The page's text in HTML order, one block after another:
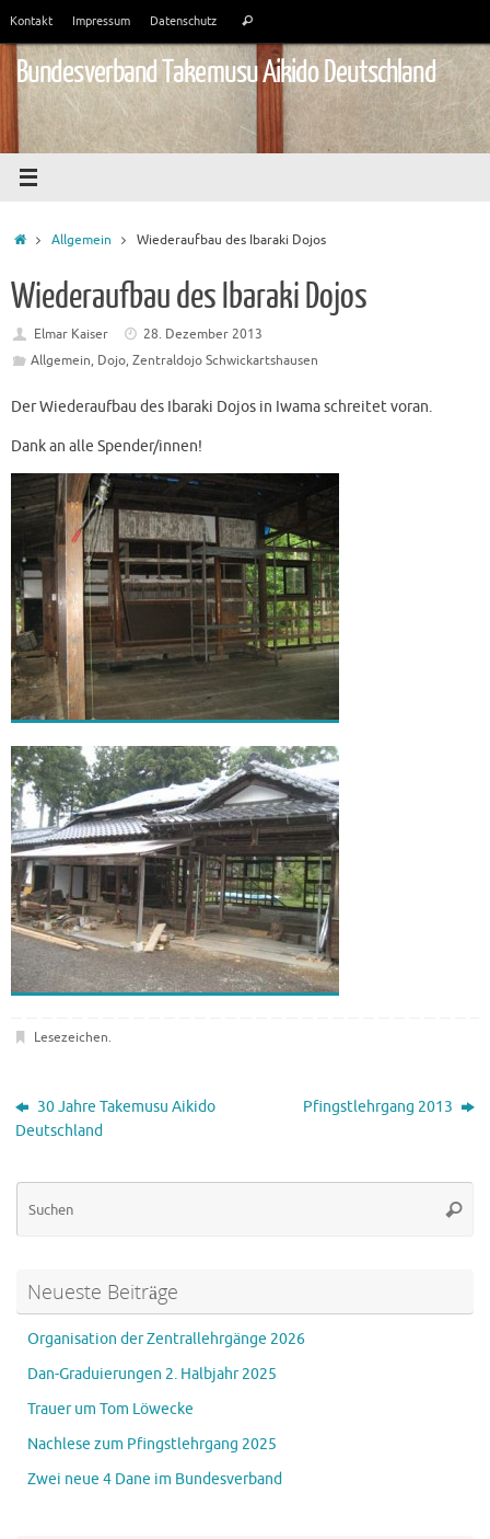
springen
Kontakt Impressum Datenschutz Suchen
Bundesverband Takemusu Aikido Deutschland
StartAllgemein Wiederaufbau des Ibaraki Dojos
Wiederaufbau des Ibaraki Dojos
Elmar Kaiser
28. Dezember 2013
Allgemein, Dojo, Zentraldojo Schwickartshausen
Der Wiederaufbau des Ibaraki Dojos in Iwama schreitet voran.
Dank an alle Spender/innen!
Lesezeichen.
30 Jahre Takemusu Aikido
Deutschland
Pfingstlehrgang 2013
Neueste Beiträge
Organisation der Zentrallehrgänge 2026
Dan-Graduierungen 2. Halbjahr 2025
Trauer um Tom Löwecke
Nachlese zum Pfingstlehrgang 2025
Zwei neue 4 Dane im Bundesverband